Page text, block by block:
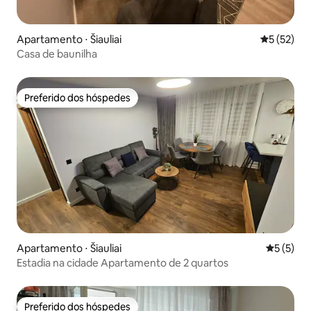
Apartamento ⋅ Šiauliai 5 de uma
5 (52)
Casa de baunilha
Preferido dos hóspedes
Preferido dos hóspedes
Apartamento ⋅ Šiauliai 5 de
5 (5)
Estadia na cidade Apartamento de 2 quartos
Preferido dos hóspedes